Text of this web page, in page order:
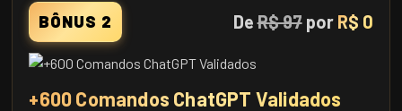
BÔNUS 2 DeR$ 97por R$ 0
+600 Comandos ChatGPT Validados